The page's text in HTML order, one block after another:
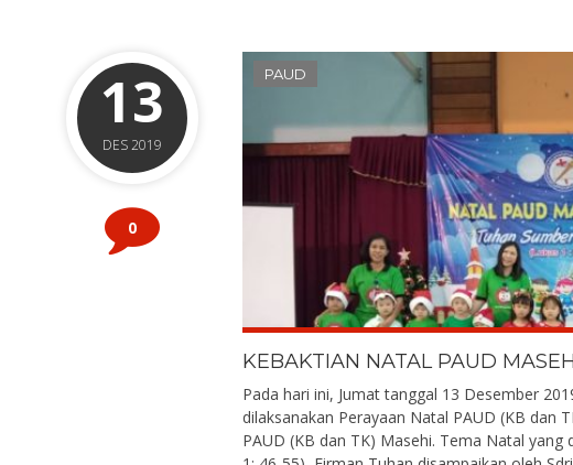
13
DES 2019
0
PAUD
KEBAKTIAN NATAL PAUD
Pada hari ini, Jumat tanggal 13 Desember
dilaksanakan Perayaan Natal PAUD (KB dan
PAUD (KB dan TK) Masehi. Tema Natal yang